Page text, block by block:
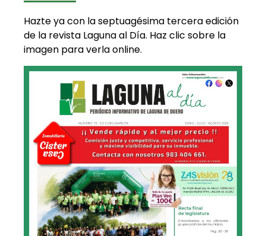
Hazte ya con la septuagésima tercera edición
de la revista Laguna al Día. Haz clic sobre la
imagen para verla online.